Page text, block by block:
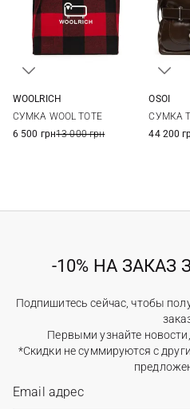
WOOLRICH
СУМКА WOOL TOTE
6 500 грн13 000 грн
OSOI
СУМКА
44 200
-10% НА
Подпишитесь сейчас, чтобы
Первыми узнайте
*Скидки не суммируются с